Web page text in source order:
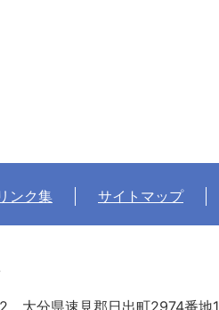
ンク集 サイトマップ
大分県速見郡日出町2974番地1